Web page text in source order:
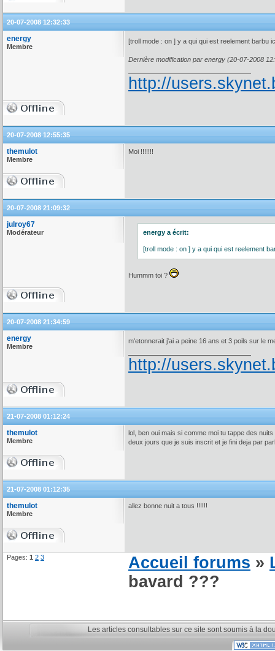
20-07-2008 12:32:33
energy
Membre
[troll mode : on ] y a qui qui est reelement barbu
Dernière modification par energy (20-07-2008
http://
20-07-2008 12:55:35
themulot
Membre
Moi !!!!!!!
20-07-2008 21:09:32
julroy67
Modérateur energy a écrit:
[troll mode : on ] y a qui qui est reelement
Hummm toi ?
20-07-2008 21:34:59
energy
Membre
m'etonnerait j'ai a peine 16 ans et 3 poils sur le
http://
21-07-2008 01:12:24
themulot
Membre
lol, ben oui mais si comme moi tu tappe des
deux jours que je suis inscrit et je fini deja par
21-07-2008 01:12:35
themulot
Membre
allez bonne nuit a tous !!!!!!
Pages: 1 2 3 Accueil forums »
bavard ???
Les articles consultables sur ce site sont soumis à la